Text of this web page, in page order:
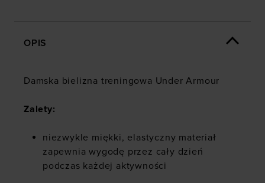
OPIS
Damska bielizna treningowa Under Armour
Zalety:
niezwykle miękki, elastyczny materiał
zapewnia wygodę przez cały dzień
podczas każdej aktywności